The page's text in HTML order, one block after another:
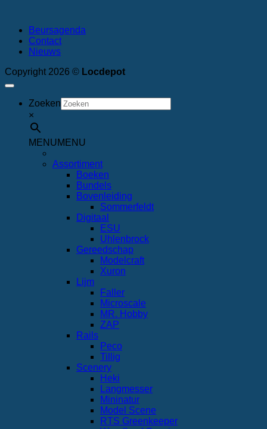
Beursagenda
Contact
Nieuws
Copyright 2026 © Locdepot
Zoeken
×
MENUMENU
Assortiment
Boeken
Bundels
Bovenleiding
Sommerfeldt
Digitaal
ESU
Uhlenbrock
Gereedschap
Modelcraft
Xuron
Lijm
Faller
Microscale
MR. Hobby
ZAP
Rails
Peco
Tillig
Scenery
Heki
Langmesser
Mininatur
Model Scene
RTS Greenkeeper